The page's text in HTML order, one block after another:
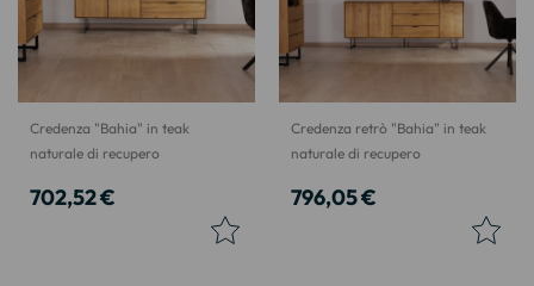
Credenza "Bahia" in teak
naturale di recupero
702,52 €
Credenza retrò "Bahia" in teak
naturale di recupero
796,05 €